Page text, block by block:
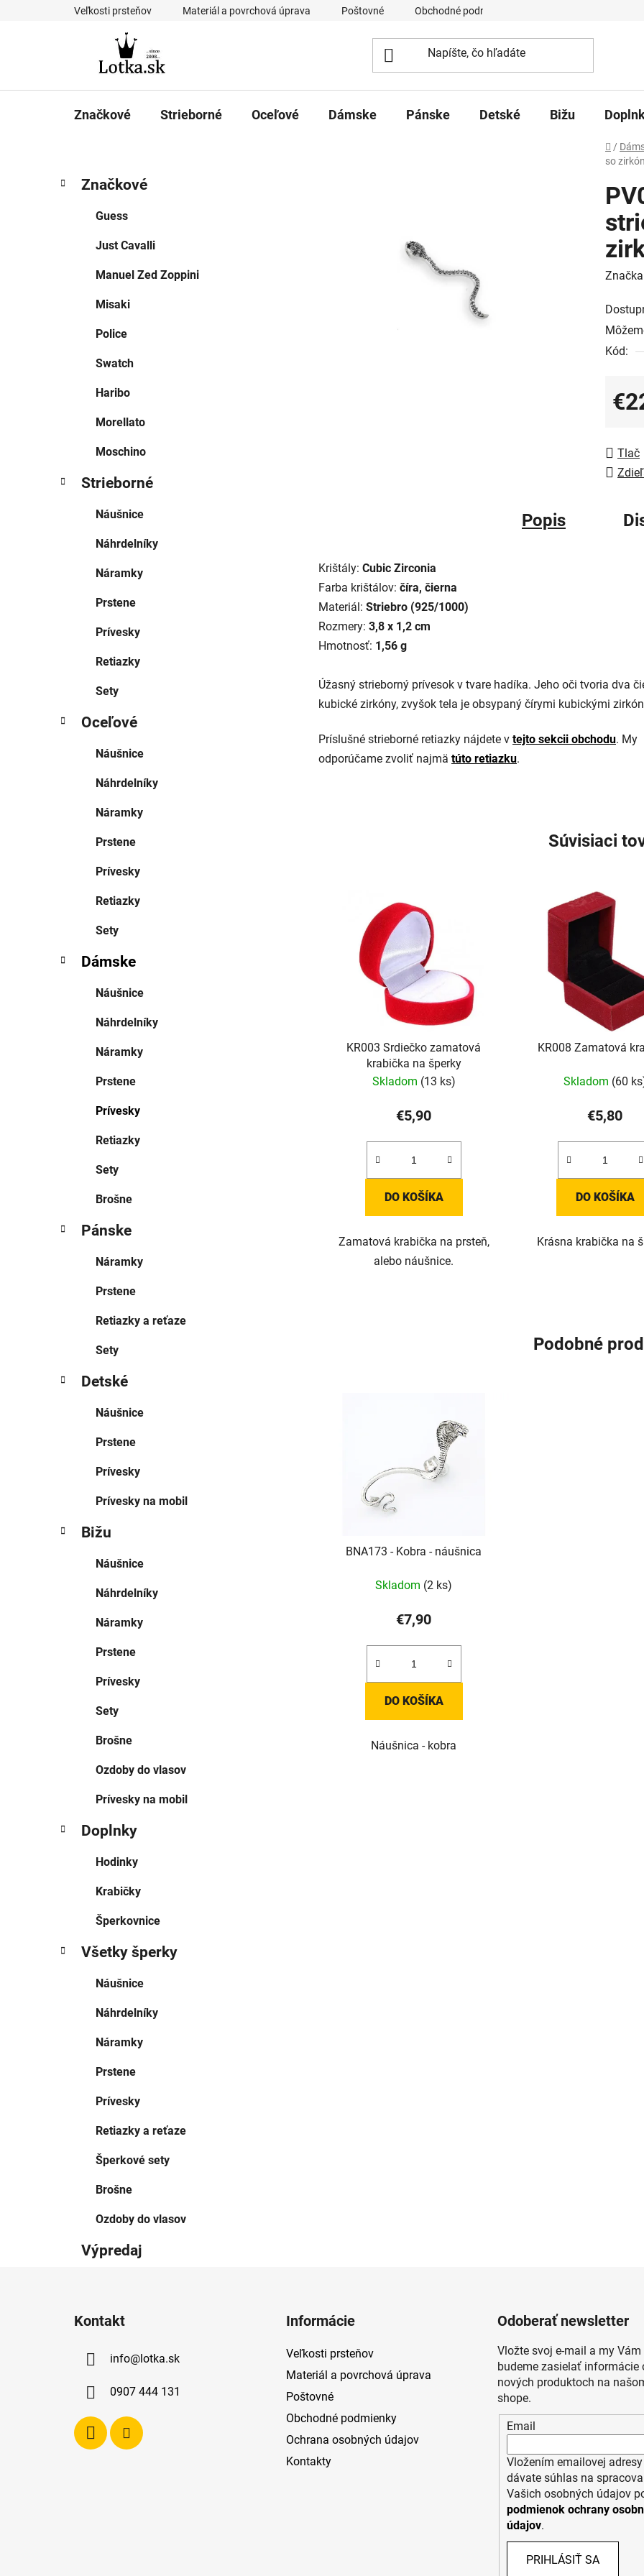
Veľkosti prsteňov Materiál a povrchová úprava Poštovné Obchodné podmienky
Značkové Strieborné Oceľové Dámske Pánske Detské Bižu
Domov
/
so
B
kategórie
a
Značkové
Guess
Just Cavalli
Manuel Zed Zoppini
Misaki
Police
Swatch
Haribo
Morellato
Moschino
Strieborné
Náušnice
Náhrdelníky
Náramky
Prstene
Prívesky
Retiazky
Sety
Oceľové
Náušnice
Náhrdelníky
Náramky
Prstene
Prívesky
Retiazky
Sety
Dámske
Náušnice
Náhrdelníky
Náramky
Prstene
Prívesky
Retiazky
Sety
Brošne
Pánske
Náramky
Prstene
Retiazky a reťaze
Sety
Detské
Náušnice
Prstene
Prívesky
Prívesky na mobil
Bižu
Náušnice
Náhrdelníky
Náramky
Prstene
Prívesky
Sety
Brošne
Ozdoby do vlasov
Prívesky na mobil
Doplnky
Hodinky
Krabičky
Šperkovnice
Všetky šperky
Náušnice
Náhrdelníky
Náramky
Prstene
Prívesky
Retiazky a reťaze
Šperkové sety
Brošne
Ozdoby do vlasov
Výpredaj
Kód:
Tlač
Popis
Krištály: Cubic Zirconia
Farba krištálov: číra, čierna
Materiál: Striebro (925/1000)
Rozmery: 3,8 x 1,2 cm
Hmotnosť: 1,56 g
Úžasný strieborný prívesok v tvare hadíka. Jeho oči tvoria dva
kubické zirkóny, zvyšok tela je obsypaný čírymi kubickými
Príslušné strieborné retiazky nájdete v tejto sekcii obchodu. My
odporúčame zvoliť najmä túto retiazku.
Súvisiaci
KR003 Srdiečko zamatová
krabička na šperky
Skladom (13 ks)
€5,90
DO KOŠÍKA
Zamatová krabička na prsteň,
alebo náušnice.
KR008 Zamatová
Skladom (60
€5,80
DO KOŠÍKA
Krásna krabička na
Podobné
BNA173 - Kobra - náušnica
Skladom (2 ks)
€7,90
DO KOŠÍKA
Náušnica - kobra
Kontakt
info@lotka.sk
0907 444 131
Informácie
Veľkosti prsteňov
Materiál a povrchová úprava
Poštovné
Obchodné podmienky
Ochrana osobných údajov
Kontakty
Odoberať newsletter
Vložte svoj e-mail a my Vám
budeme zasielať informácie
nových produktoch na
shope.
Email
Vložením emailovej adresy
dávate súhlas na
Vašich osobných údajov
podmienok ochrany
údajov.
PRIHLÁSIŤ SA